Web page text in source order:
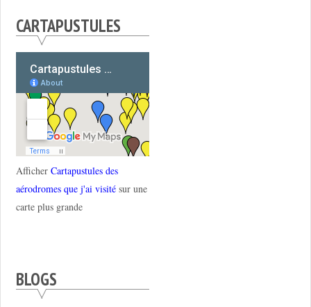
CARTAPUSTULES
Afficher Cartapustules des
aérodromes que j'ai visitésur une
carte plus grande
BLOGS